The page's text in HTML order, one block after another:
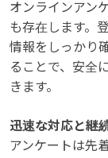
オンラインアン
も存在します。
情報をしっかり
ることで、安全
きます。
迅速な対応と継
アンケートは先